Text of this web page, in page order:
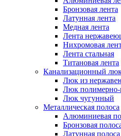
Бронзовая лента
Латунная лента
Медная лента
Лента
Нихромовая
Лента стальная
Титановая лента
Канализационный
Люк из
Люк полимерно-
Люк чугунный
Металлическая полоса
Алюминиевая
Бронзовая
Латунная полоса